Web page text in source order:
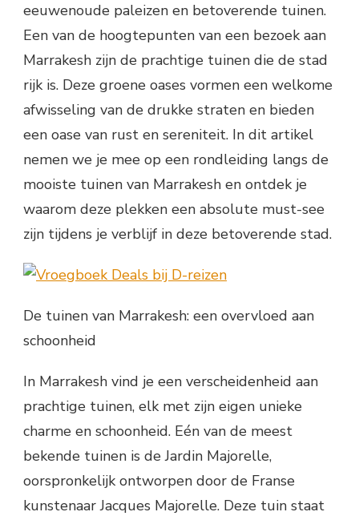
eeuwenoude paleizen en betoverende tuinen.
Een van de hoogtepunten van een bezoek aan
Marrakesh zijn de prachtige tuinen die de stad
rijk is. Deze groene oases vormen een welkome
afwisseling van de drukke straten en bieden
een oase van rust en sereniteit. In dit artikel
nemen we je mee op een rondleiding langs de
mooiste tuinen van Marrakesh en ontdek je
waarom deze plekken een absolute must-see
zijn tijdens je verblijf in deze betoverende stad.
De tuinen van Marrakesh: een overvloed aan
schoonheid
In Marrakesh vind je een verscheidenheid aan
prachtige tuinen, elk met zijn eigen unieke
charme en schoonheid. Eén van de meest
bekende tuinen is de Jardin Majorelle,
oorspronkelijk ontworpen door de Franse
kunstenaar Jacques Majorelle. Deze tuin staat